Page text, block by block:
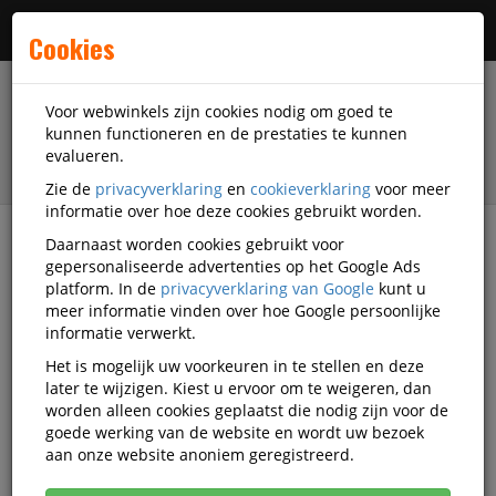
filter
Presentatiemiddelen DiscountOffice
DiscountOffice
presentatiemiddelen
DiscountOffice Badges en
Cookies
Voor webwinkels zijn cookies nodig om goed te
kunnen functioneren en de prestaties te kunnen
evalueren.
Zie de privacyverklaring en cookieverklaring voor meer
informatie over hoe deze cookies gebruikt worden.
Daarnaast worden cookies gebruikt voor
gepersonaliseerde advertenties op het Google Ads
platform. In de privacyverklaring van Google kunt u
meer informatie vinden over hoe Google persoonlijke
informatie verwerkt.
Het is mogelijk uw voorkeuren in te stellen en deze
later te wijzigen. Kiest u ervoor om te weigeren, dan
worden alleen cookies geplaatst die nodig zijn voor de
goede werking van de website en wordt uw bezoek
aan onze website anoniem geregistreerd.